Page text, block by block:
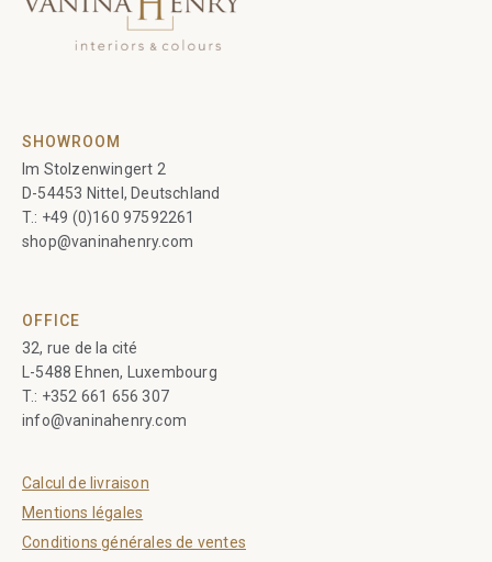
SHOWROOM
Im Stolzenwingert 2
D-54453 Nittel, Deutschland
T.: +49 (0)160 97592261
shop@vaninahenry.com
OFFICE
32, rue de la cité
L-5488 Ehnen, Luxembourg
T.: +352 661 656 307
info@vaninahenry.com
Calcul de livraison
Mentions légales
Conditions générales de ventes